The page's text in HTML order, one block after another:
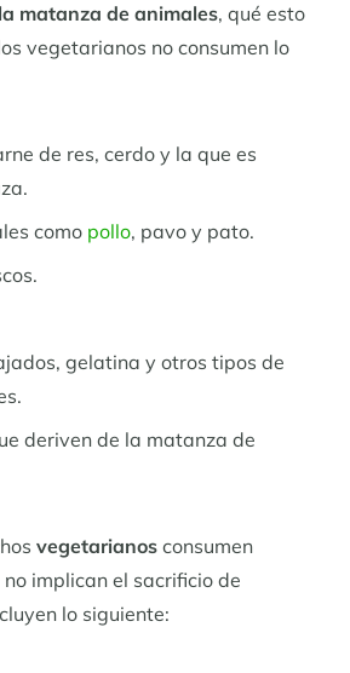
matanza de animales, qué esto
vegetarianos no consumen lo
de res, cerdo y la que es
como pollo, pavo y pato.
gelatina y otros tipos de
deriven de la matanza de
vegetarianos consumen
implican el sacrificio de
lo siguiente: